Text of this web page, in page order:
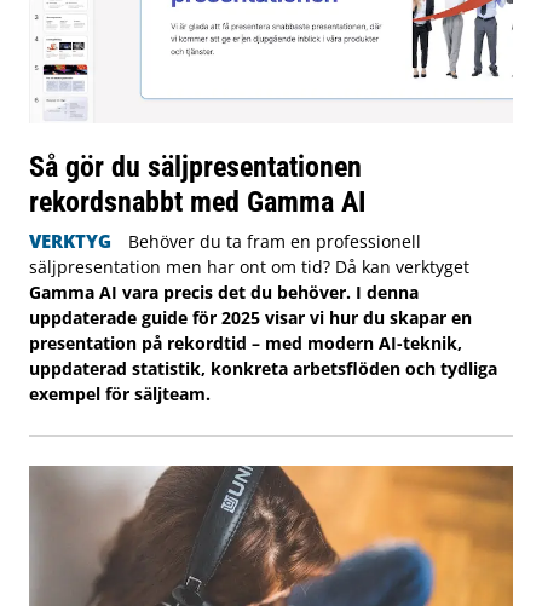
Så gör du säljpresentationen
rekordsnabbt med Gamma AI
VERKTYG
Behöver du ta fram en professionell
säljpresentation men har ont om tid? Då kan verktyget
Gamma AI vara precis det du behöver. I denna
uppdaterade guide för 2025 visar vi hur du skapar en
presentation på rekordtid – med modern AI-teknik,
uppdaterad statistik, konkreta arbetsflöden och tydliga
exempel för säljteam.